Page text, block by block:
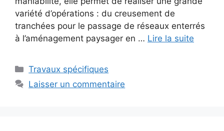
variété d’opérations : du creusement de
tranchées pour le passage de réseaux enterrés
à l’aménagement paysager en … Lire la suite
Catégories
Travaux spécifiques
Laisser un commentaire